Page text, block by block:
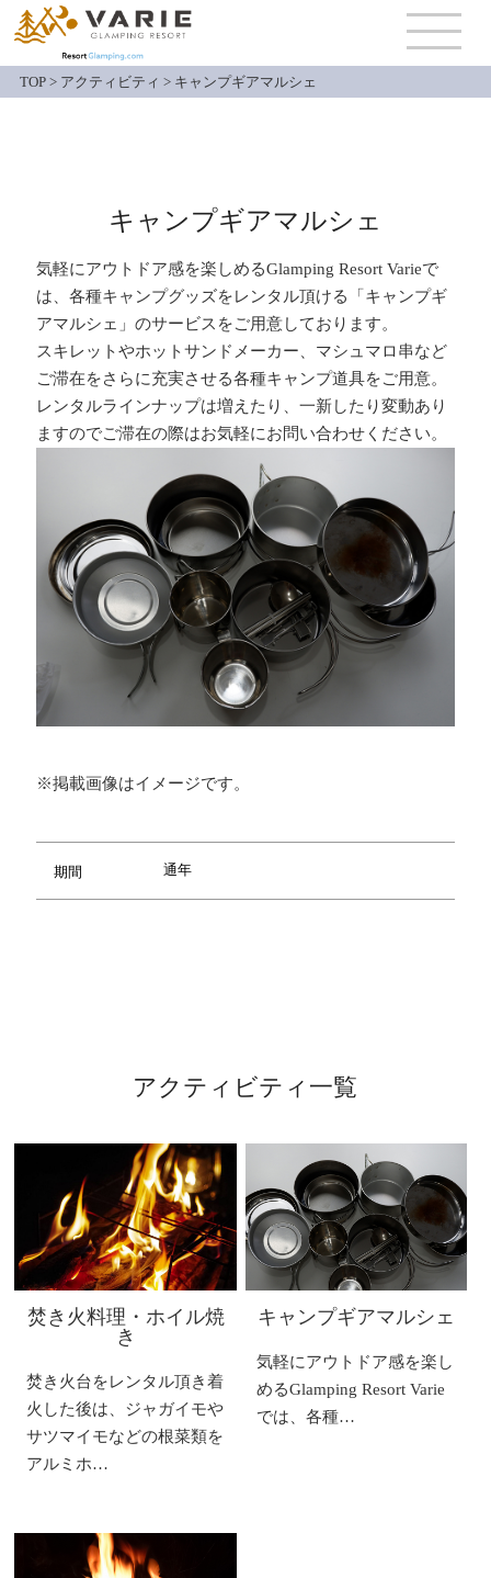
TOP > アクティビティ > キャンプギアマルシェ
キャンプギアマルシェ
気軽にアウトドア感を楽しめるGlamping Resort Varieで
は、各種キャンプグッズをレンタル頂ける「キャンプギ
アマルシェ」のサービスをご用意しております。
スキレットやホットサンドメーカー、マシュマロ串など
ご滞在をさらに充実させる各種キャンプ道具をご用意。
レンタルラインナップは増えたり、一新したり変動あり
ますのでご滞在の際はお気軽にお問い合わせください。
※掲載画像はイメージです。
期間 通年
アクティビティ一覧
焚き火料理・ホイル焼
き
焚き火台をレンタル頂き着
火した後は、ジャガイモや
サツマイモなどの根菜類を
アルミホ…
キャンプギアマルシェ
気軽にアウトドア感を楽し
めるGlamping Resort Varie
では、各種…